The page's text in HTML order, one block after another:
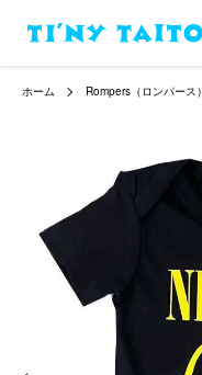
ホーム Rompers（ロンパース）